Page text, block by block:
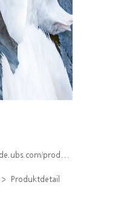
detail/index/isin/DE000WA79443
Produktdetail